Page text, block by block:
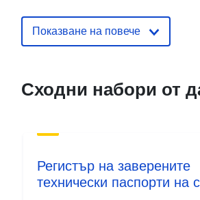
Показване на повече
Сходни набори от
Регистър на заверените
технически паспорти на